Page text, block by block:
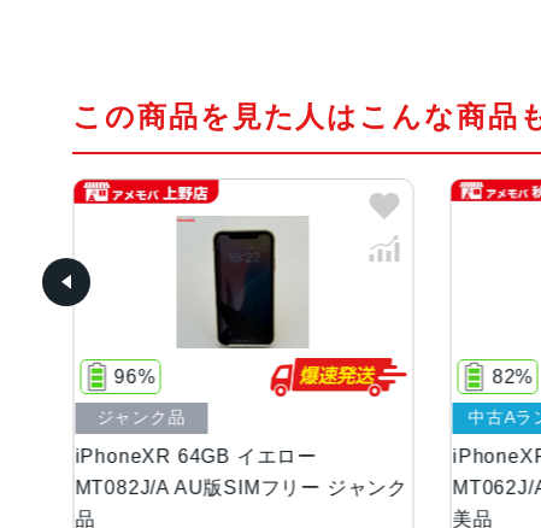
この商品を見た人はこんな商品
イエロー
SIMフリー ジャンク
iPhoneXR 64GB Product Red
MT062J/A SoftBank版SIMフリ
82%